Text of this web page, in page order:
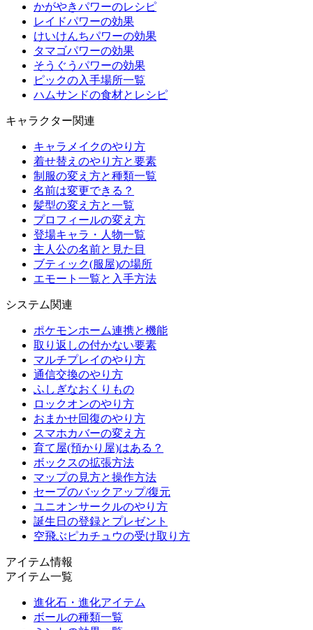
かがやきパワーのレシピ
レイドパワーの効果
けいけんちパワーの効果
タマゴパワーの効果
そうぐうパワーの効果
ピックの入手場所一覧
ハムサンドの食材とレシピ
キャラクター関連
キャラメイクのやり方
着せ替えのやり方と要素
制服の変え方と種類一覧
名前は変更できる？
髪型の変え方と一覧
プロフィールの変え方
登場キャラ・人物一覧
主人公の名前と見た目
ブティック(服屋)の場所
エモート一覧と入手方法
システム関連
ポケモンホーム連携と機能
取り返しの付かない要素
マルチプレイのやり方
通信交換のやり方
ふしぎなおくりもの
ロックオンのやり方
おまかせ回復のやり方
スマホカバーの変え方
育て屋(預かり屋)はある？
ボックスの拡張方法
マップの見方と操作方法
セーブのバックアップ/復元
ユニオンサークルのやり方
誕生日の登録とプレゼント
空飛ぶピカチュウの受け取り方
アイテム情報
アイテム一覧
進化石・進化アイテム
ボールの種類一覧